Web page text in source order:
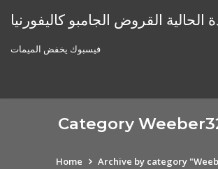
الحالية القروض الجامبو كاليفورنيا
فيسبوك يخفض الميمات
Category
Home Archive by category